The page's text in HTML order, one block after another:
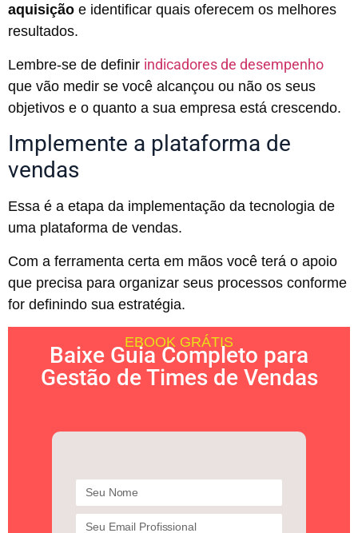
aquisição e identificar quais oferecem os melhores
resultados.
Lembre-se de definir indicadores de desempenho
que vão medir se você alcançou ou não os seus
objetivos e o quanto a sua empresa está crescendo.
Implemente a plataforma de
vendas
Essa é a etapa da implementação da tecnologia de
uma plataforma de vendas.
Com a ferramenta certa em mãos você terá o apoio
que precisa para organizar seus processos conforme
for definindo sua estratégia.
EBOOK GRÁTIS
Baixe Guia Completo para
Gestão de Times de Vendas